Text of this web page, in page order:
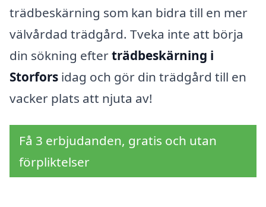
trädbeskärning som kan bidra till en mer
välvårdad trädgård. Tveka inte att börja
din sökning efterträdbeskärning i
Storfors idag och gör din trädgård till en
vacker plats att njuta av!
Få 3 erbjudanden, gratis och utan
förpliktelser